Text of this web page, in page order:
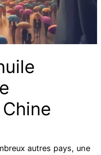
autres pays, une